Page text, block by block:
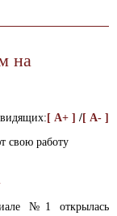
на
[ A+ ] /[ A- ]
свою работу
№1 открылась